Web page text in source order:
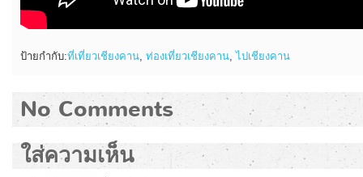
ป้ายกำกับ:ที่เที่ยวเชียงคาน, ท่องเที่ยวเชียงคาน,ไปเชียงคาน
No Comments
ใส่ความเห็น